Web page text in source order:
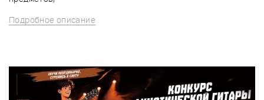
Подробное описание